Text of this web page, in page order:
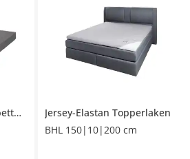
Bio-Mako-Jersey Spannbettuch
Jersey-Elastan Topperlaken
BHL 150|10|200 cm